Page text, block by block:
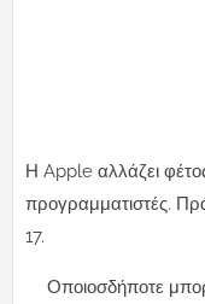
Η Apple αλλάζει
προγραμματιστές.
17.
Οποιοσδήποτε